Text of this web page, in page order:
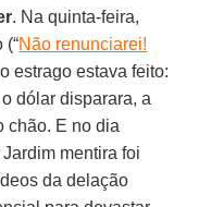
. Na quinta-feira,
(“Não renunciarei!
o estrago estava feito:
dólar disparara, a
chão. E no dia
mentira foi
da delação